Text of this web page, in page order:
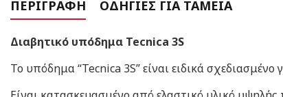
ΠΕΡΙΓΡΑΦΉ ΟΔΗΓΊΕΣ ΓΙΑ ΤΑΜΕΊΑ
Διαβητικό υπόδημα Tecnica 3S
To υπόδημα “Tecnica 3S” είναι ειδικά